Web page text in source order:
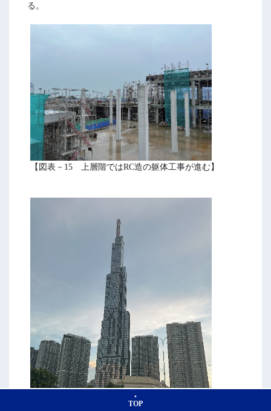
る。
【図表－15 上層階ではRC造の躯体工事が進む】
TOP